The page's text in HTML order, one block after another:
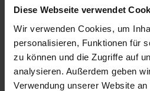
Diese Webseite verwendet
Wir verwenden Cookies, um
personalisieren, Funktionen für
zu können und die Zugriffe auf
analysieren. Außerdem geben
Verwendung unserer Website
Description
Der Band dokumentiert die
Aussprache zu Art. 3 in der
Verfassungskommission von